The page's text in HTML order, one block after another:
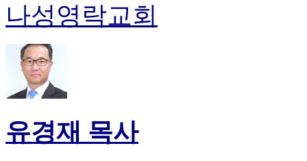
나성영락교회
유경재 목사